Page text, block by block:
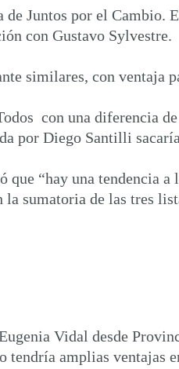
Juntos por el Cambio.
con Gustavo Sylvestre.
similares, con ventaja
con una diferencia
por Diego Santilli
“hay una tendencia
sumatoria de las tres
Vidal desde
tendría amplias ventajas